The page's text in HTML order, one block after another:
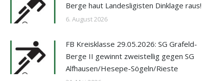
Berge haut Landesligisten Dinklage raus!
6. August 2026
FB Kreisklasse 29.05.2026: SG Grafeld-
Berge II gewinnt zweistellig gegen SG
Alfhausen/Hesepe-Sögeln/Rieste